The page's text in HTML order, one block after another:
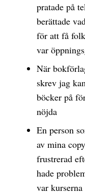
pratade på
berättade
för att få
var
När
skrev jag
böcker på
nöjda
En person
av mina
frustrerad
hade
var